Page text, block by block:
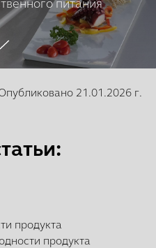
питания
21.01.2026 г.
продукта
продукта